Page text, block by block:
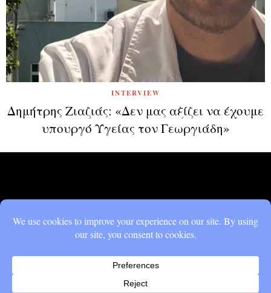
INTERVIEW
Δημήτρης Ζιαζιάς: «Δεν μας αξίζει να έχουμε
υπουργό Υγείας τον Γεωργιάδη»